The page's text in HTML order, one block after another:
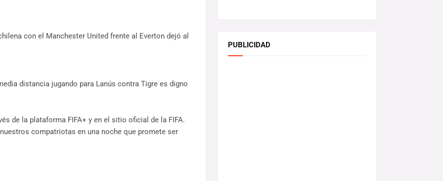
con el Manchester United frente al Everton dejó al
distancia jugando para Lanús contra Tigre es digno
de la plataforma FIFA+ y en el sitio oficial de la FIFA.
compatriotas en una noche que promete ser
PUBLICIDAD